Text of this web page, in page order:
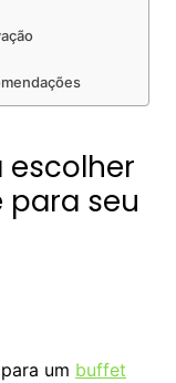
escolher
para seu
um buffet